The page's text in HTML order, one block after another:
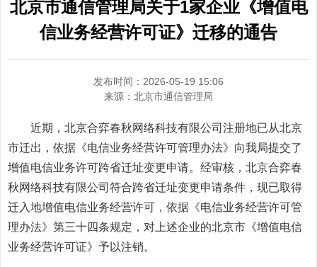
北京市通信管理局关于1家企业《增值电
信业务经营许可证》迁移的通告
发布时间：2026-05-19 15:06
来源： 北京市通信管理局
近期，北京合弈春秋网络科技有限公司注册地已从北京
市迁出，依据《电信业务经营许可管理办法》向我局提交了
增值电信业务许可跨省迁址变更申请。经审核，北京合弈春
秋网络科技有限公司符合跨省迁址变更申请条件，现已取得
迁入地增值电信业务经营许可，依据《电信业务经营许可管
理办法》第三十四条规定，对上述企业的北京市《增值电信
业务经营许可证》予以注销。